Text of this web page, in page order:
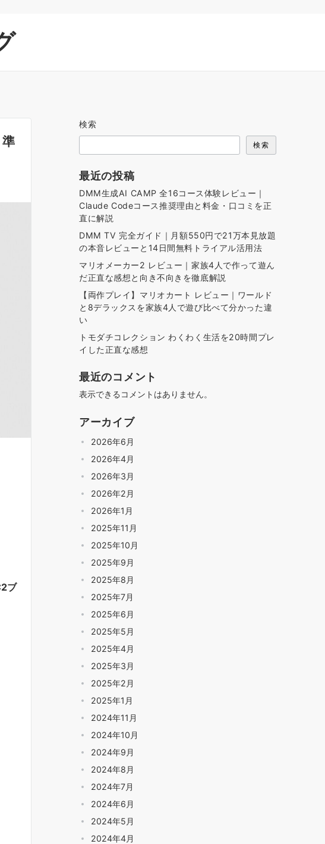
ブ
検索
検索
最近の投稿
DMM生成AI CAMP 全16コース体験レビュー｜
Claude Codeコース推奨理由と料金・口コミを正
直に解説
DMM TV 完全ガイド｜月額550円で21万本見放題
の本音レビューと14日間無料トライアル活用法
マリオメーカー2 レビュー｜家族4人で作って遊ん
だ正直な感想と向き不向きを徹底解説
【両作プレイ】マリオカート レビュー｜ワールド
と8デラックスを家族4人で遊び比べて分かった違
い
トモダチコレクション わくわく生活を20時間プレ
イした正直な感想
最近のコメント
表示できるコメントはありません。
アーカイブ
2026年6月
2026年4月
2026年3月
2026年2月
2026年1月
2025年11月
2025年10月
2025年9月
2025年8月
2025年7月
2025年6月
2025年5月
2025年4月
2025年3月
2025年2月
2025年1月
2024年11月
2024年10月
2024年9月
2024年8月
2024年7月
2024年6月
2024年5月
2024年4月